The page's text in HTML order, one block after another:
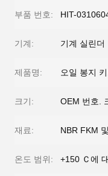
부품 번호: HIT-
기계: 기계 실린더
제품명: 오일 봉지
크기: OEM 번호.
재료: NBR FKM
온도 범위: +150 Ｃ에